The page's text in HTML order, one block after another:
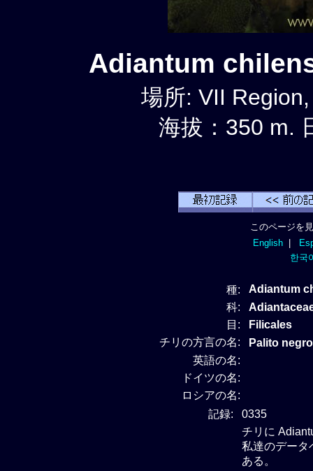
Adiantum
場所: VII
海拔：350 m.
このページを
English|
한국
種:
Adiantum
科:
目:
Filicales
チリの方言の名:
Palito
英語の名:
ドイツの名:
ロシアの名:
記録:
0335
チリに
私達のデータ
ある。